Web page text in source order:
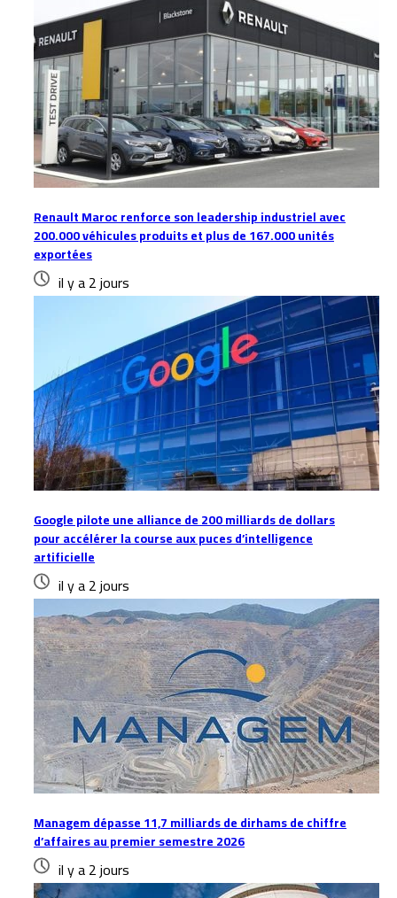
Renault Maroc renforce son leadership industriel avec
200.000 véhicules produits et plus de 167.000 unités
exportées
il y a 2 jours
Google pilote une alliance de 200 milliards de dollars
pour accélérer la course aux puces d’intelligence
artificielle
il y a 2 jours
Managem dépasse 11,7 milliards de dirhams de chiffre
d’affaires au premier semestre 2026
il y a 2 jours